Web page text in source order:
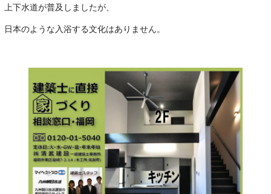
上下水道が普及しましたが、
日本のような入浴する文化はありません。